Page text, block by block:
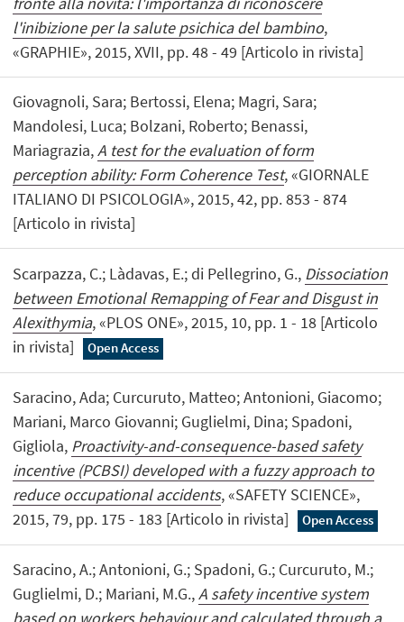
l'inibizione per la salute psichica del bambino,
«GRAPHIE», 2015, XVII, pp. 48 - 49 [Articolo in rivista]
Giovagnoli, Sara; Bertossi, Elena; Magri, Sara;
Mandolesi, Luca; Bolzani, Roberto; Benassi,
Mariagrazia,A test for the evaluation of form
perception ability: Form Coherence Test, «GIORNALE
ITALIANO DI PSICOLOGIA», 2015, 42, pp. 853 - 874
[Articolo in rivista]
Scarpazza, C.; Làdavas, E.; di Pellegrino, G., Dissociation
between Emotional Remapping of Fear and Disgust in
Alexithymia, «PLOS ONE», 2015, 10, pp. 1 - 18 [Articolo
in rivista]
Open Access
Saracino, Ada; Curcuruto, Matteo; Antonioni, Giacomo;
Mariani, Marco Giovanni; Guglielmi, Dina; Spadoni,
Gigliola, Proactivity-and-consequence-based safety
incentive (PCBSI) developed with a fuzzy approach to
reduce occupational accidents, «SAFETY SCIENCE»,
2015, 79, pp. 175 - 183 [Articolo in rivista]
Open Access
Saracino, A.; Antonioni, G.; Spadoni, G.; Curcuruto, M.;
Guglielmi, D.; Mariani, M.G.,A safety incentive system